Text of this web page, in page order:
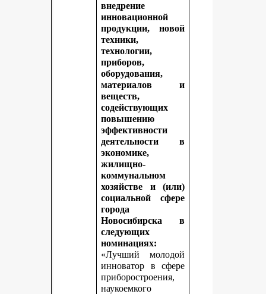
внедрение
инновационной
продукции, новой
техники,
технологии,
приборов,
оборудования,
материалов и
веществ,
содействующих
повышению
эффективности
деятельности в
экономике,
жилищно-
коммунальном
хозяйстве и (или)
социальной сфере
города
Новосибирска в
следующих
номинациях:
«Лучший молодой
инноватор в сфере
приборостроения,
наукоемкого